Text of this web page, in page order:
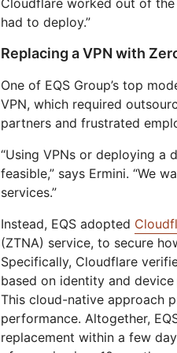
had to deploy.”
Replacing a VPN with
One of EQS Group’s top
VPN, which required
partners and frustrated
“Using VPNs or deploying a
feasible,” says Ermini. “We
services.”
Instead, EQS adopted
(ZTNA) service, to secure
Specifically, Cloudflare
based on identity and
This cloud-native approach
performance. Altogether,
replacement within a few